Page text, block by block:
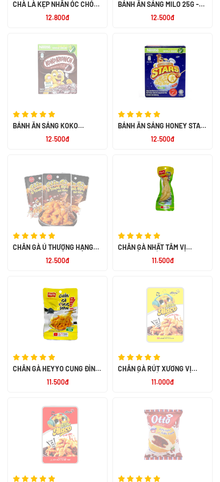
CHÀ LÀ KẸP NHÂN ÓC CHÓ
MIX NUTS 60G - SMILE NUTS
12.800đ
BÁNH ĂN SÁNG MILO 25G -
NK PHILIPPIN
12.500đ
BÁNH ĂN SÁNG KOKO
12.500đ
BÁNH ĂN SÁNG HONEY STAR
12.500đ
CHÂN GÀ Ủ THƯỢNG HẠNG
12.500đ
CHÂN GÀ NHẤT TÂM VỊ
11.500đ
CHÂN GÀ HEYYO CUNG ĐÌNH
11.500đ
CHÂN GÀ RÚT XƯƠNG VỊ
11.000đ